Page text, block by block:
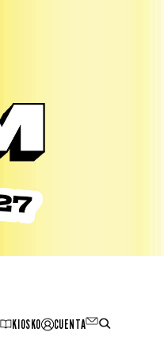
KIOSKO CUENTA